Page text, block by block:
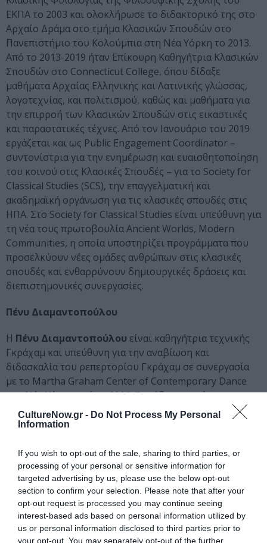
CultureNow.gr - Do Not Process My Personal
Information
If you wish to opt-out of the sale, sharing to third parties, or
processing of your personal or sensitive information for
targeted advertising by us, please use the below opt-out
section to confirm your selection. Please note that after your
opt-out request is processed you may continue seeing
interest-based ads based on personal information utilized by
us or personal information disclosed to third parties prior to
your opt-out. You may separately opt-out of the further
ΕΚΠΑ το 2003 και ολοκλήρωσε το διδακτορικό της στο
Αρχαίο Δράμα στο τμήμα Κλασικών Σπουδών στο
Πανεπιστήμιο του Κολούμπια στη Νέα Υόρκη το 2013.
Από το 2013-2019 ήταν Επίκουρη Καθηγήτρια Κλασικών
Σπουδών στο Connecticut College, όπου δίδαξε
μαθήματα Αρχαίας Ελληνικής και Λατινικής γλώσσας,
λογοτεχνίας, και πολιτισμού, καθώς και μαθήματα για
την επιρροή των Κλασικών Σπουδών στις εικαστικές
και παραστατικές τέχνες. Από τον Ιανουάριο του 2019
εργάζεται και ως Public Engagement Coordinator –
συντονίστρια για την ενημέρωση και ευαισθητοποίηση
του κοινού στις Κλασικές Σπουδές – για το Society for
Classical Studies (SCS), την επαγγελματική και
ακαδημαϊκή οργάνωση για τις κλασικές σπουδές στις
ΗΠΑ. Στο Society for Classical Studies είναι υπεύθυνη για
τη νέα τους πρωτοβουλία Ancient Worlds, Modern
Communities, η οποία υποστηρίζει προγράμματα που
προσελκύουν νέες ομάδες ανθρώπων στις κλασικές
σπουδές και ενθαρρύνουν δημιουργικές δράσεις και
διεπιστημονικές συνεργασίες.
Πένυ Διαμαντοπούλου
Η Πένυ Διαμαντοπούλου είναι καθηγήτρια τεχνικής
Γκράχαμ και υπεύθυνη για την αναβίωση και
διδασκαλία του ρεπερτορίου Γκράχαμ σε συνεργασία
με τo Martha Graham Center of Contemporary Dance
στη Νέα Υόρκη από το 2002. Σπούδασε χορό στην
Ανώτερη Επαγγελματική Σχολή «Άννα Πέτροβα» και
αποφοίτησε από το Τμήμα Γαλλικής Γλώσσας και
Ολοκλήρωσε το Επαγγελματικό και Μεταπτυχιακό
Πρόγραμμα σπουδών ως υπότροφος στην σχολή της
Martha Graham στην Νέα Υόρκη. Υπήρξε μέλος της
χορευτικής ομάδας Martha Graham Dance Ensemble
(1995-2000) καθώς και μέλος του διδακτικού
προσωπικού της ομώνυμης σχολής στην Νέα Υόρκη
(1998-2000). Υπήρξε μέλος του εκπαιδευτικού